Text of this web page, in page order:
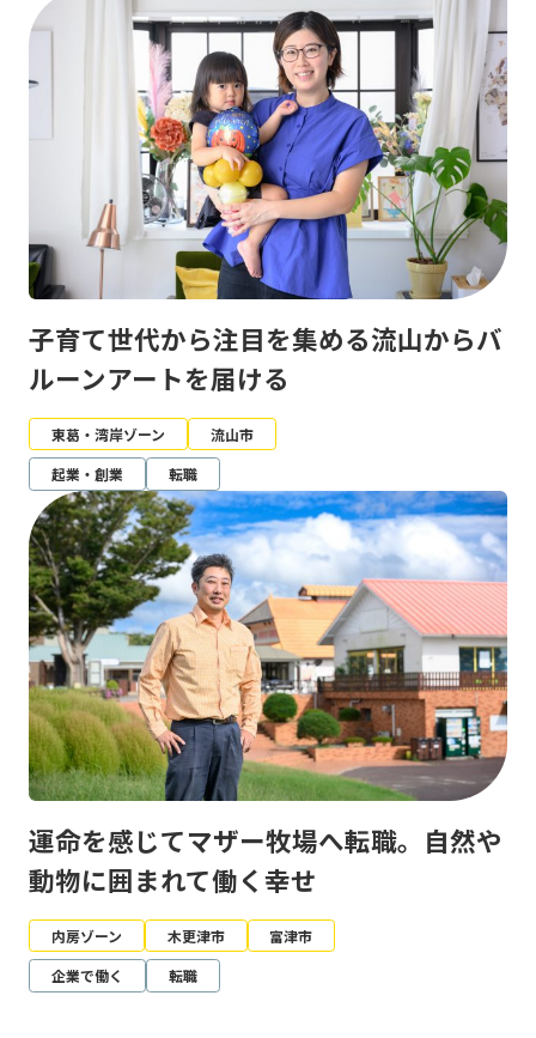
子育て世代から注目を集める流山からバ
ルーンアートを届ける
東葛・湾岸ゾーン
流山市
起業・創業
転職
運命を感じてマザー牧場へ転職。自然や
動物に囲まれて働く幸せ
内房ゾーン 木更津市
富津市
企業で働く
転職